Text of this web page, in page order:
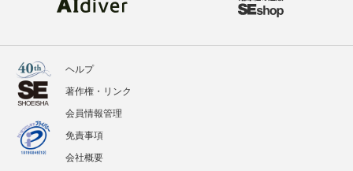
ヘルプ
著作権・リンク
会員情報管理
免責事項
会社概要